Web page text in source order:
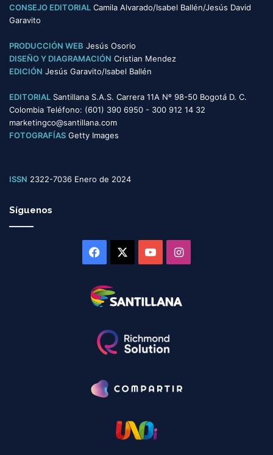
CONSEJO EDITORIAL Camila Alvarado/Isabel Ballén/Jesús David
Garavito
PRODUCCIÓN WEB Jesús Osorio
DISEÑO Y DIAGRAMACIÓN Cristian Mendez
EDICIÓN Jesús Garavito/Isabel Ballén
EDITORIAL Santillana S.A.S. Carrera 11A Nº 98-50 Bogotá D. C.
Colombia Teléfono: (601) 390 6950 - 300 912 14 32
marketingco@santillana.com
FOTOGRAFÍAS Getty Images
ISSN 2322-7036 Enero de 2024
Síguenos
Facebook YouTubeInstagram